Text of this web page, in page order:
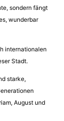
sondern fängt
wunderbar
internationalen
Stadt.
starke,
August und